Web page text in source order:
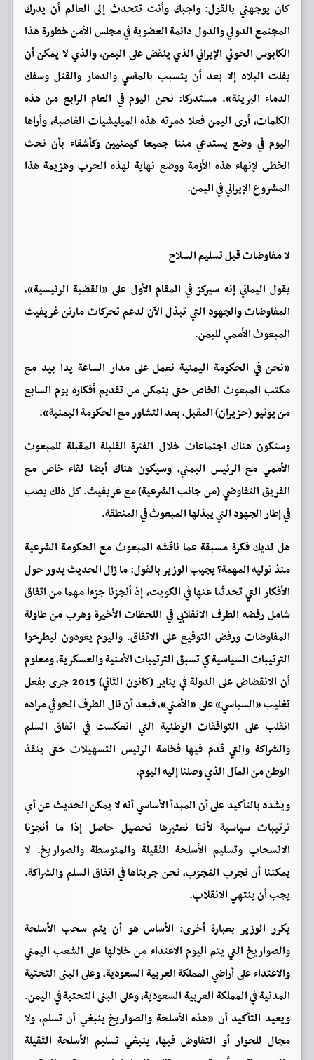
كان يوجهني بالقول: واجبك وأنت تتحدث إلى العالم أن يدرك
المجتمع الدولي والدول دائمة العضوية في مجلس الأمن خطورة هذا
الكابوس الحوثي الإيراني الذي ينقض على اليمن، والذي لا يمكن أن
يفلت البلاد إلا بعد أن يتسبب بالمآسي والدمار والقتل وسفك
الدماء البريئة». مستدركا: نحن اليوم في العام الرابع من هذه
الكلمات، أرى اليمن فعلا دمرته هذه الميليشيات الغاصبة، وأراها
اليوم في وضع يستدعي مننا جميعا كيمنيين وكأشقاء بأن نحث
الخطى لإنهاء هذه الأزمة ووضع نهاية لهذه الحرب وهزيمة هذا
المشروع الإيراني في اليمن.
لا مفاوضات قبل تسليم السلاح
يقول اليماني إنه سيركز في المقام الأول على «القضية الرئيسية»،
المفاوضات والجهود التي تبذل الآن لدعم تحركات مارتن غريفيث
المبعوث الأممي لليمن.
«نحن في الحكومة اليمنية نعمل على مدار الساعة يدا بيد مع
مكتب المبعوث الخاص حتى يتمكن من تقديم أفكاره يوم السابع
من يونيو (حزيران) المقبل، بعد التشاور مع الحكومة اليمنية».
وستكون هناك اجتماعات خلال الفترة القليلة المقبلة للمبعوث
الأممي مع الرئيس اليمني، وسيكون هناك أيضا لقاء خاص مع
الفريق التفاوضي (من جانب الشرعية) مع غريفيث. كل ذلك يصب
في إطار الجهود التي يبذلها المبعوث في المنطقة.
هل لديك فكرة مسبقة عما ناقشه المبعوث مع الحكومة الشرعية
منذ توليه المهمة؟ يجيب الوزير بالقول: ما زال الحديث يدور حول
الأفكار التي تحدثنا عنها في الكويت، إذ أنجزنا جزءا مهما من اتفاق
شامل رفضه الطرف الانقلابي في اللحظات الأخيرة وهرب من طاولة
المفاوضات ورفض التوقيع على الاتفاق. واليوم يعودون ليطرحوا
الترتيبات السياسية كي تسبق الترتيبات الأمنية والعسكرية، ومعلوم
أن الانقضاض على الدولة في يناير (كانون الثاني) 2015 جرى بفعل
تغليب «السياسي» على «الأمني»، فبعد أن نال الطرف الحوثي مراده
انقلب على التوافقات الوطنية التي انعكست في اتفاق السلم
والشراكة والتي قدم فيها فخامة الرئيس التسهيلات حتى ينقذ
الوطن من المآل الذي وصلنا إليه اليوم.
ويشدد بالتأكيد على أن المبدأ الأساسي أنه لا يمكن الحديث عن أي
ترتيبات سياسية لأننا نعتبرها تحصيل حاصل إذا ما أنجزنا
الانسحاب وتسليم الأسلحة الثقيلة والمتوسطة والصواريخ. لا
يمكننا أن نجرب المُجَرَب، نحن جربناها في اتفاق السلم والشراكة.
يجب أن ينتهي الانقلاب.
يكرر الوزير بعبارة أخرى: الأساس هو أن يتم سحب الأسلحة
والصواريخ التي يتم اليوم الاعتداء من خلالها على الشعب اليمني
والاعتداء على أراضي المملكة العربية السعودية، وعلى البنى التحتية
المدنية في المملكة العربية السعودية، وعلى البنى التحتية في اليمن.
ويعيد التأكيد أن «هذه الأسلحة والصواريخ ينبغي أن تسلم، ولا
مجال للحوار أو التفاوض فيها، ينبغي تسليم الأسلحة الثقيلة